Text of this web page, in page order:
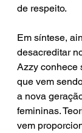
de respeito.
Em síntese,
desacreditar
Azzy conhece
que vem
a nova
femininas.
vem